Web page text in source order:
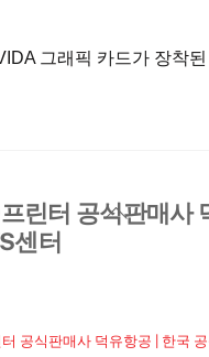
그래픽 카드가 장착
Back
린터 공식판매사
센터
공식판매사 덕유항공 | 한국